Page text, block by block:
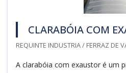
CLARABÓIA COM
REQUINTE INDUSTRIA / FERRAZ DE
A clarabóia com exaustor é um